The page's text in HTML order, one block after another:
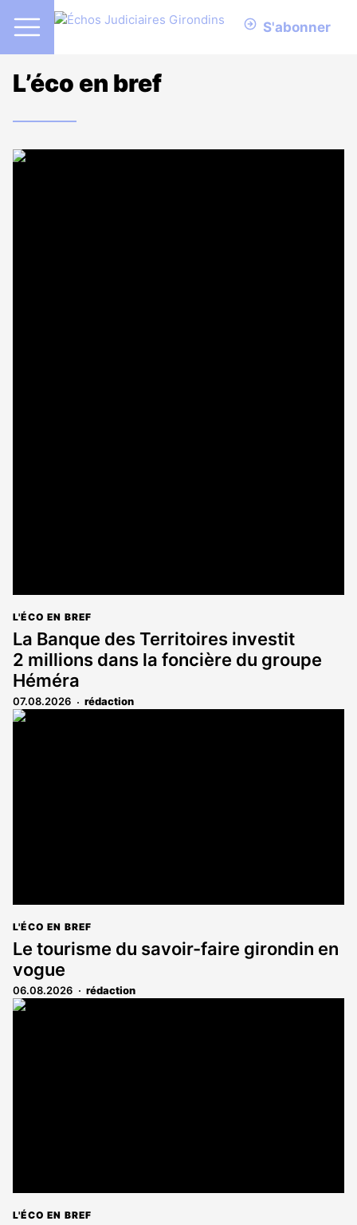
S'abonner
L’éco en bref
L'ÉCO EN BREF
La Banque des Territoires investit
2 millions dans la foncière du groupe
Héméra
07.08.2026 rédaction
L'ÉCO EN BREF
Le tourisme du savoir-faire girondin en
vogue
06.08.2026 rédaction
L'ÉCO EN BREF